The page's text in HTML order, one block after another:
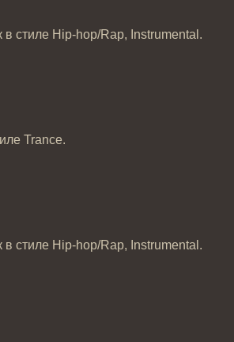
стиле Hip-hop/Rap, Instrumental.
Trance.
в стиле Hip-hop/Rap, Instrumental.